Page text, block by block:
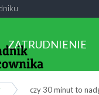
ZATRUDNIENIE
czy 30 minut to